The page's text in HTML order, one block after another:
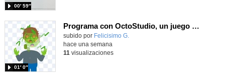
00′ 59″
Programa con OctoStudio, un juego homenajeando al House of the dead con Zombies
Contenido educativo.
subido por Felicisimo G.
01′ 0″
hace una semana
11 visualizaciones